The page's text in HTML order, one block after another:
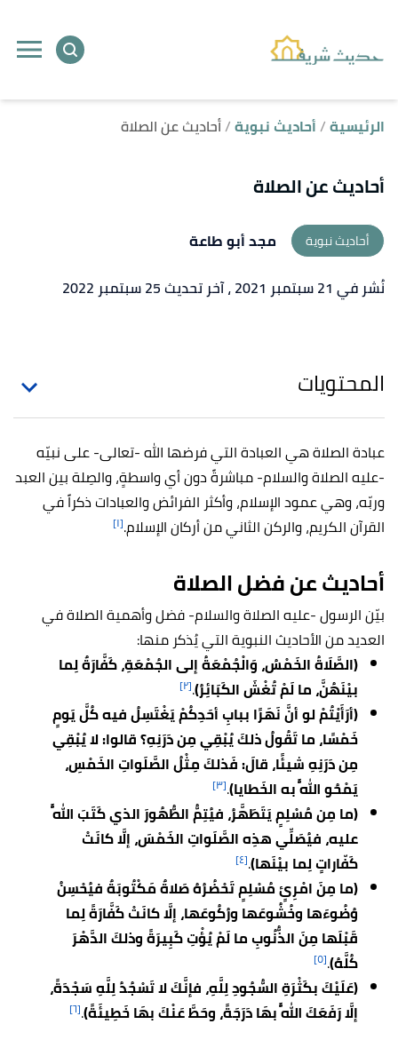
الرئيسية أحاديث نبوية أحاديث عن الصلاة
أحاديث عن الصلاة
أحاديث نبوية
مجد أبو طاعة
نُشر في 21 سبتمبر 2021
، آخر تحديث 25 سبتمبر 2022
المحتويات
عبادة الصلاة هي العبادة التي فرضها الله -تعالى- على نبيّه
-عليه الصلاة والسلام- مباشرةً دون أي واسطةٍ، والصِلة بين العبد
وربّه، وهي عمود الإسلام، وأكثر الفرائض والعبادات ذكراً في
القرآن الكريم، والركن الثاني من أركان الإسلام.[١]
أحاديث عن فضل الصلاة
بيّن الرسول -عليه الصلاة والسلام- فضل وأهمية الصلاة في
العديد من الأحاديث النبوية التي يُذكر منها:
(الصَّلَاةُ الخَمْسُ، وَالْجُمْعَةُ إلى الجُمْعَةِ، كَفَّارَةٌ لِما
بيْنَهُنَّ، ما لَمْ تُغْشَ الكَبَائِرُ).[٢]
(أرَأَيْتُمْ لو أنَّ نَهَرًا ببابِ أحَدِكُمْ يَغْتَسِلُ فيه كُلَّ يَومٍ
خَمْسًا، ما تَقُولُ ذلكَ يُبْقِي مِن دَرَنِهِ؟ قالوا: لا يُبْقِي
مِن دَرَنِهِ شيئًا، قالَ: فَذلكَ مِثْلُ الصَّلَواتِ الخَمْسِ،
يَمْحُو اللَّهُ به الخَطايا).[٣]
(ما مِن مُسْلِمٍ يَتَطَهَّرُ، فيُتِمُّ الطُّهُورَ الذي كَتَبَ اللَّهُ
عليه، فيُصَلِّي هذِه الصَّلَواتِ الخَمْسَ، إلَّا كانَتْ
كَفّاراتٍ لِما بيْنَها).[٤]
(ما مِنَ امْرِئٍ مُسْلِمٍ تَحْضُرُهُ صَلاةٌ مَكْتُوبَةٌ فيُحْسِنُ
وُضُوءَها وخُشُوعَها ورُكُوعَها، إلَّا كانَتْ كَفَّارَةً لِما
قَبْلَها مِنَ الذُّنُوبِ ما لَمْ يُؤْتِ كَبِيرَةً وذلكَ الدَّهْرَ
كُلَّهُ).[٥]
(عَلَيْكَ بكَثْرَةِ السُّجُودِ لِلَّهِ، فإنَّكَ لا تَسْجُدُ لِلَّهِ سَجْدَةً،
إلَّا رَفَعَكَ اللَّهُ بهَا دَرَجَةً، وحَطَّ عَنْكَ بهَا خَطِيئَةً).[٦]